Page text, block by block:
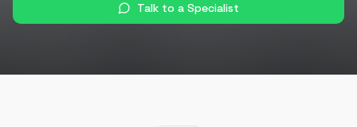
Talk to a Specialist